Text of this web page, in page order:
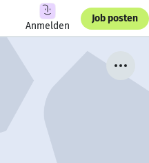
Anmelden
Job posten